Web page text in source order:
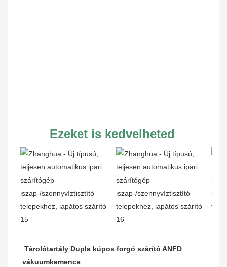
Ezeket is kedvelheted
Tárolótartály Dupla kúpos forgó szárító ANFD
vákuumkemence